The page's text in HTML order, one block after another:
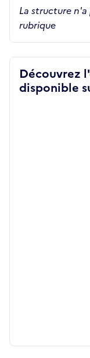
La structure
rubrique
Découvrez
disponible